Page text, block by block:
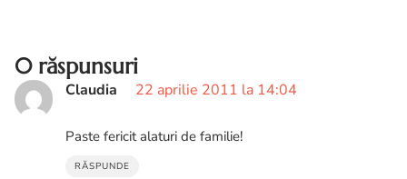
0 răspunsuri
Claudia 22 aprilie 2011 la 14:04
Paste fericit alaturi de familie!
RĂSPUNDE